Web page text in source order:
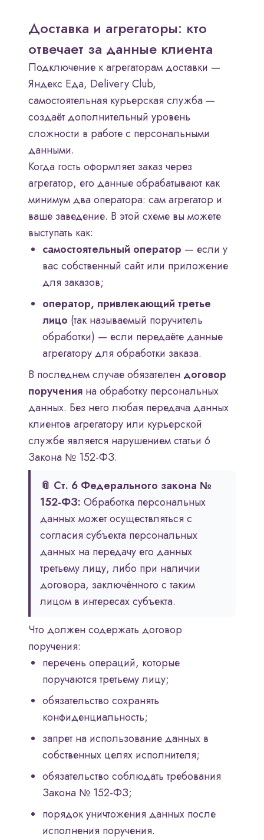
Доставка и агрегаторы: кто
отвечает за данные клиента
Подключение к агрегаторам доставки —
Яндекс Еда, Delivery Club,
самостоятельная курьерская служба —
создаёт дополнительный уровень
сложности в работе с персональными
данными.
Когда гость оформляет заказ через
агрегатор, его данные обрабатывают как
минимум два оператора: сам агрегатор и
ваше заведение. В этой схеме вы можете
выступать как:
самостоятельный оператор — если у
вас собственный сайт или приложение
для заказов;
оператор, привлекающий третье
лицо (так называемый поручитель
обработки) — если передаёте данные
агрегатору для обработки заказа.
В последнем случае обязателен договор
поручения на обработку персональных
данных. Без него любая передача данных
клиентов агрегатору или курьерской
службе является нарушением статьи 6
Закона № 152-ФЗ.
📎 Ст. 6 Федерального закона №
152-ФЗ: Обработка персональных
данных может осуществляться с
согласия субъекта персональных
данных на передачу его данных
третьему лицу, либо при наличии
договора, заключённого с таким
лицом в интересах субъекта.
Что должен содержать договор
поручения:
перечень операций, которые
поручаются третьему лицу;
обязательство сохранять
конфиденциальность;
запрет на использование данных в
собственных целях исполнителя;
обязательство соблюдать требования
Закона № 152-ФЗ;
порядок уничтожения данных после
исполнения поручения.